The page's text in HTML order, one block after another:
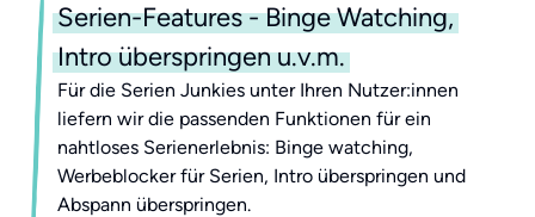
Serien-Features - Binge Watching,
Intro überspringen u.v.m.
Für die Serien Junkies unter Ihren Nutzer:innen
liefern wir die passenden Funktionen für ein
nahtloses Serienerlebnis: Binge watching,
Werbeblocker für Serien, Intro überspringen und
Abspann überspringen.